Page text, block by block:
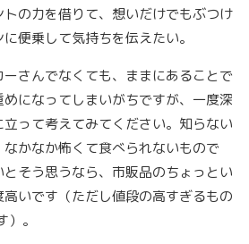
の力を借りて、想いだけでもぶつけ
便乗して気持ちを伝えたい。
さんでなくても、ままにあることで
になってしまいがちですが、一度深
って考えてみてください。知らない
かなか怖くて食べられないもので
そう思うなら、市販品のちょっとい
いです（ただし値段の高すぎるもの
。